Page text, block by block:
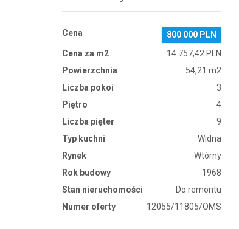
Cena
800 000 PLN
Cena za m2
14 757,42 PLN
Powierzchnia
54,21 m2
Liczba pokoi
3
Piętro
4
Liczba pięter
9
Typ kuchni
Widna
Rynek
Wtórny
Rok budowy
1968
Stan nieruchomości
Do remontu
Numer oferty
12055/11805/OMS